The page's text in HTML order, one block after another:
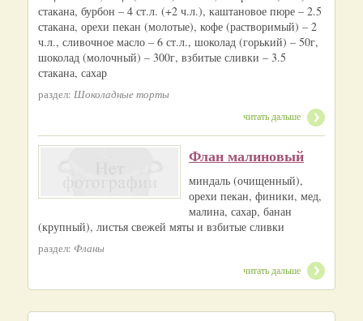
стакана, бурбон – 4 ст.л. (+2 ч.л.), каштановое пюре – 2.5
стакана, орехи пекан (молотые), кофе (растворимый) – 2
ч.л., сливочное масло – 6 ст.л., шоколад (горький) – 50г,
шоколад (молочный) – 300г, взбитые сливки – 3.5
стакана, сахар
раздел: Шоколадные торты
читать дальше
Флан малиновый
миндаль (очищенный),
орехи пекан, финики, мед,
малина, сахар, банан
(крупный), листья свежей мяты и взбитые сливки
раздел: Фланы
читать дальше